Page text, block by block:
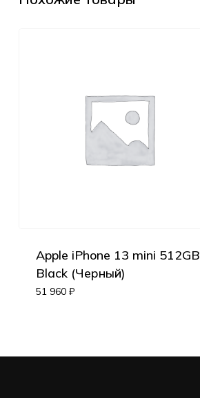
Apple iPhone 13 mini 512GB
Black (Черный)
51 960 ₽